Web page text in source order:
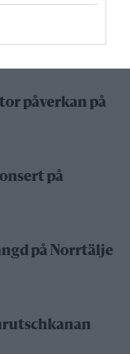
lidande för
påverkan på
på
på Norrtälje